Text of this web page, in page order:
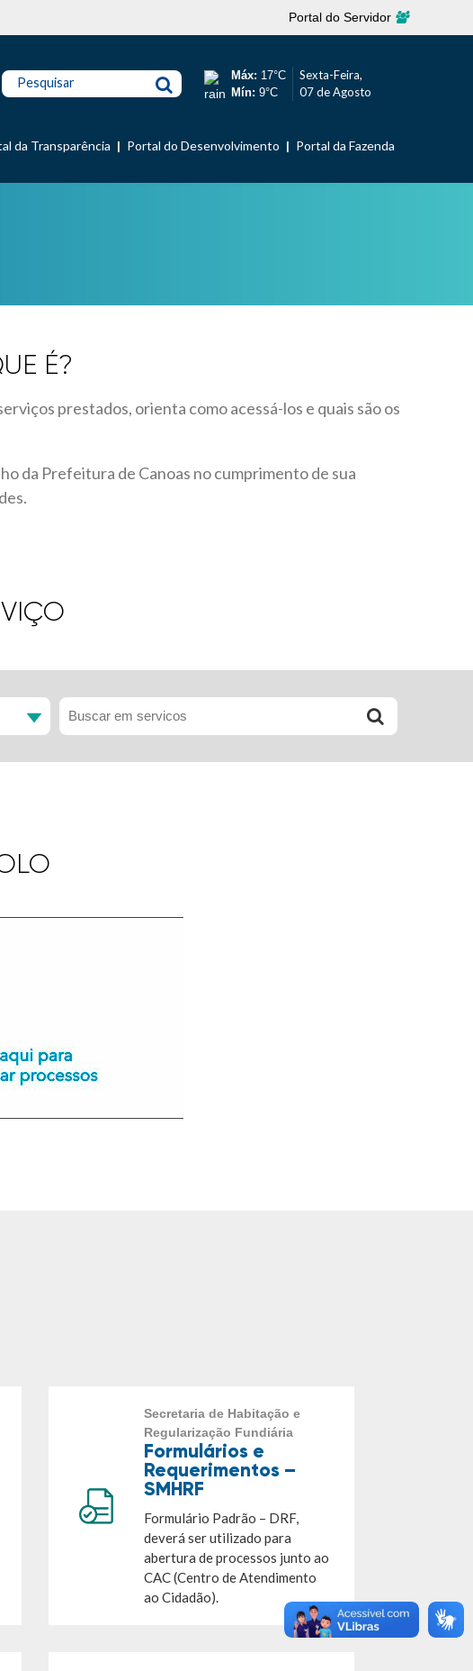
Portal do Servidor
Pesquisar Máx: 17°C
Mín: 9°C
Sexta-Feira,
07 de Agosto
da Transparência Portal do Desenvolvimento Portal da Fazenda
É?
prestados, orienta como acessá-los e quais são os
da Prefeitura de Canoas no cumprimento de sua
Secretaria de Habitação e
Regularização Fundiária
Formulários e
Requerimentos –
SMHRF
Formulário Padrão – DRF,
deverá ser utilizado para
abertura de processos junto ao
CAC (Centro de Atendimento
ao Cidadão).